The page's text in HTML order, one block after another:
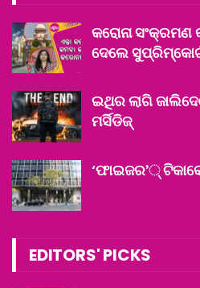
କରୋନା ସଂକ୍ରମଣ
ଦେଲେ
ଇଥିର ଲାଗି
ମର୍ସିଡିଜ୍‌
‘ଫାଇଜର’୍
EDITORS' PICKS